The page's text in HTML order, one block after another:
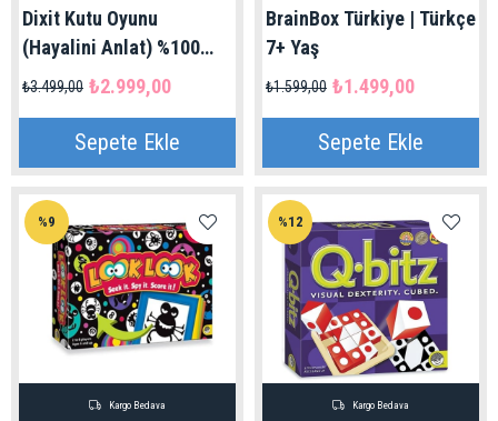
Dixit Kutu Oyunu
(Hayalini Anlat) %100
Orijinal Oyun₺2.999,00
₺3.499,00
Sepete Ekle
BrainBox Türkiye | Türkçe
7+ Yaş
₺1.499,00
₺1.599,00
Sepete Ekle
%9
Kargo Bedava
%12
Kargo Bedava